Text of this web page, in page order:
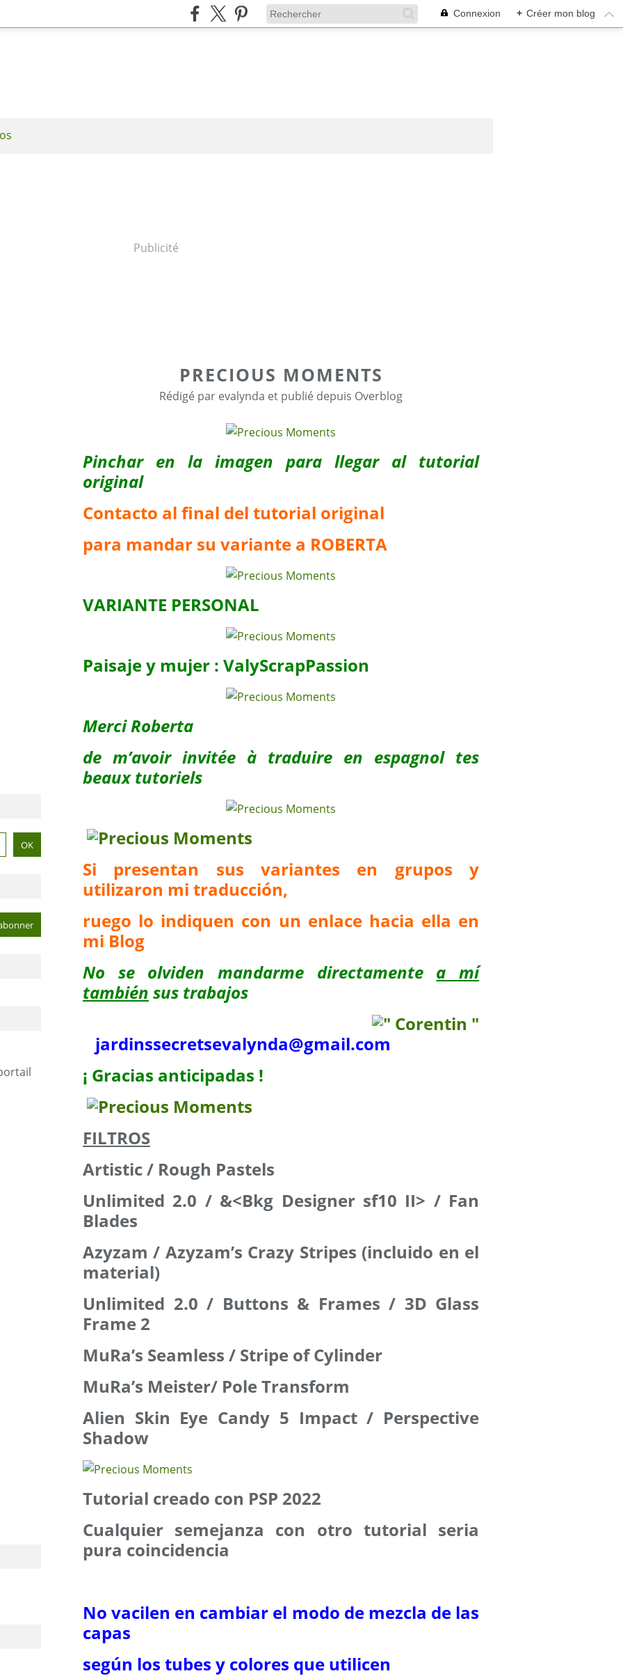
Connexion + Créer mon blog
Publicité
PRECIOUS MOMENTS
Rédigé par evalynda et publié depuis Overblog
Pinchar en la imagen para llegar al tutorial
original
Contacto al final del tutorial original
para mandar su variante a ROBERTA
VARIANTE PERSONAL
Paisaje y mujer : ValyScrapPassion
Merci Roberta
de m’avoir invitée à traduire en espagnol tes
beaux tutoriels
Si presentan sus variantes en grupos y
utilizaron mi traducción,
ruego lo indiquen con un enlace hacia ella en
mi Blog
No se olviden mandarme directamente a mí
también sus trabajos
jardinssecretsevalynda@gmail.com
¡ Gracias anticipadas !
FILTROS
Artistic / Rough Pastels
Unlimited 2.0 / &<Bkg Designer sf10 II> / Fan
Blades
Azyzam / Azyzam’s Crazy Stripes (incluido en el
material)
Unlimited 2.0 / Buttons & Frames / 3D Glass
Frame 2
MuRa’s Seamless / Stripe of Cylinder
MuRa’s Meister/ Pole Transform
Alien Skin Eye Candy 5 Impact / Perspective
Shadow
Tutorial creado con PSP 2022
Cualquier semejanza con otro tutorial seria
pura coincidencia
No vacilen en cambiar el modo de mezcla de las
capas
según los tubes y colores que utilicen